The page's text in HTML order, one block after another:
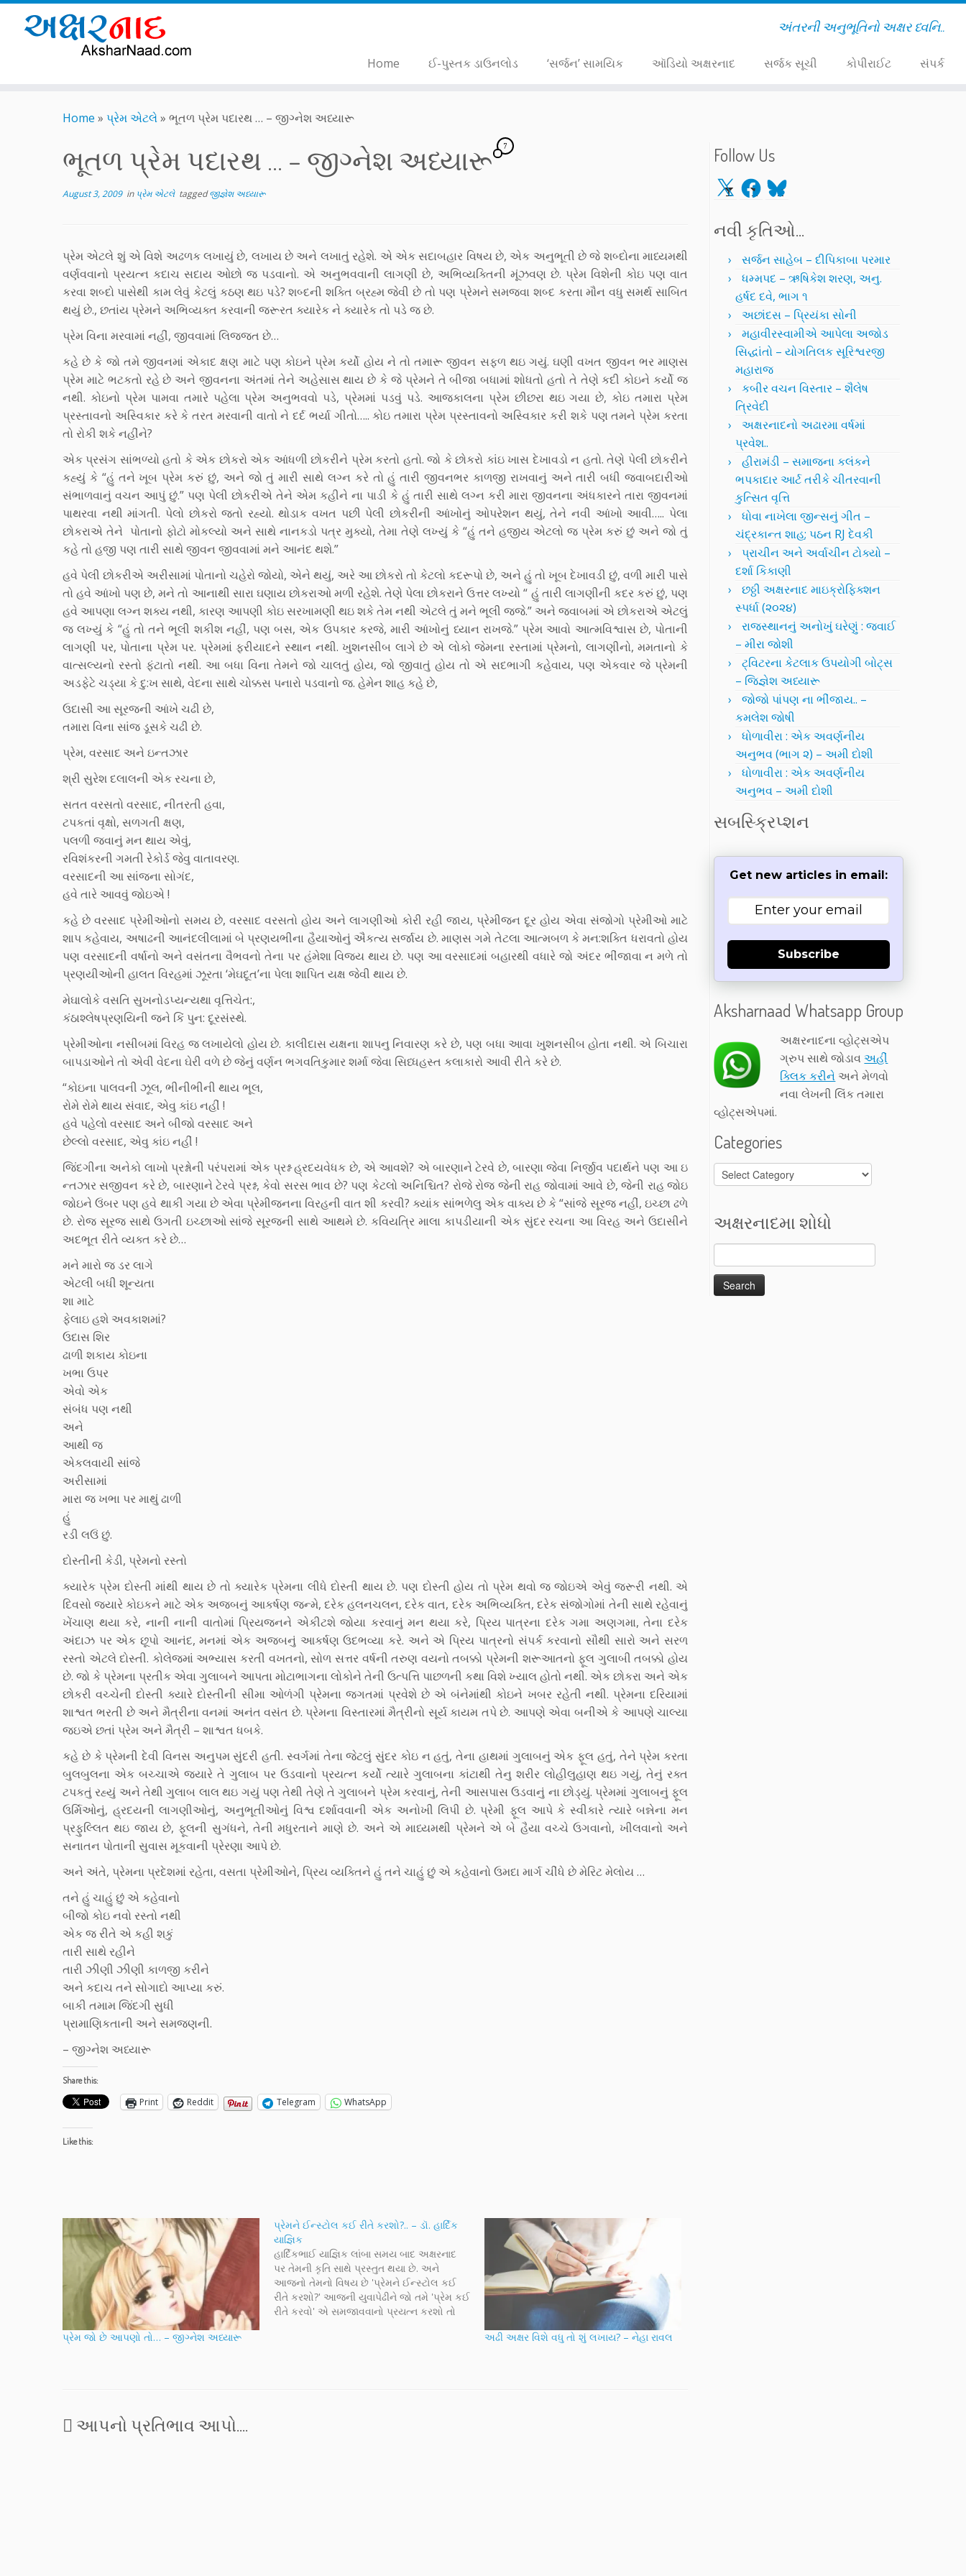
અંતરની અનુભૂતિનો અક્ષર ધ્વનિ..
Home ઈ-પુસ્તક ડાઉનલોડ ‘સર્જન’ સામયિક ઑડિયો અક્ષરનાદ સર્જક સૂચી કોપીરાઈટ સંપર્ક
Home » પ્રેમ એટલે» ભૂતળ પ્રેમ પદારથ … – જીગ્નેશ અધ્યારૂ
ભૂતળ પ્રેમ પદારથ … – જીગ્નેશ અધ્યારૂ 7
August 3, 2009in પ્રેમ એટલે taggedજીજ્ઞેશ અધ્યારૂ
પ્રેમ એટલે શું એ વિશે અઢળક લખાયું છે, લખાય છે અને લખાતું રહેશે. એ એક સદાબહાર વિષય છે, એક અનુભૂતી છે જે શબ્દોના માધ્યમથી
વર્ણવવાનો પ્રયત્ન કદાચ સદાય ઓછો જ પડવાનો. એ અનુભવવાની લાગણી છે, અભિવ્યક્તિની મૂંઝવણ છે. પ્રેમ વિશેની કોઇ પણ વાત
કરવા શબ્દો પાસેથી કામ લેવું કેટલું કઠણ થઇ પડે? શબ્દની શક્તિ બ્રહ્મ જેવી છે તો પણ પ્રેમને સમજવા શબ્દ કરતા મૌન વધુ સમર્થ સાબિત
થયું છે., છતાંય પ્રેમને અભિવ્યક્ત કરવાની જરૂરત ક્યારેક ને ક્યારેક તો પડે જ છે.
પ્રેમ વિના મરવામાં નહીં, જીવવામાં લિજ્જત છે…
કહે છે કે જો તમે જીવનમાં એકાદ ક્ષણ માટે પણ કોઇને પ્રેમ કર્યો હોય ને તો તમારૂ જીવન સફળ થઇ ગયું. ઘણી વખત જીવન ભર માણસ
પ્રેમ માટે ભટકતો રહે છે અને જીવનના અંતમાં તેને અહેસાસ થાય છે કે જે પ્રેમને તે બીજા બધામાં શોધતો હતો તે તેણે કદી કોઇને કર્યો જ
નથી. કોઇનો પ્રેમ પામવા તમારે પહેલા પ્રેમ અનુભવવો પડે, પ્રેમમાં પડવું પડે. આજકાલના પ્રેમ છીછરા થઇ ગયા છે, કોઇ તમારા પ્રેમ
પ્રસ્તાવનો અસ્વિકાર કરે કે તરત મરવાની વાતો ને દર્દ ભર્યા ગીતો….. કોઇ તમારા પ્રેમ પ્રસ્તાવનો અસ્વિકાર કરી શકે પણ તમને પ્રેમ કરતા
તો રોકી શકે નહીંને?
એક પ્રસંગ સાંભળ્યો હતો કે એક છોકરો એક આંધળી છોકરીને પ્રેમ કરતો હતો. જો કે છોકરો કાંઇ ખાસ દેખાવડો ન હતો. તેણે પેલી છોકરીને
કહ્યું કે “હું તને ખૂબ પ્રેમ કરું છું, અને જો તું મારી સાથે લગ્ન કરે તો હું તારી જીવનભર કાળજી રાખવાનું અને તારી બધી જવાબદારીઓ
સંભાળવાનું વચન આપું છું.” પણ પેલી છોકરીએ તેને એમ કહીને ના પાડી કે હું તારી સાથે લગ્ન કરી મારા જીવનના અંધકારને તારા જીવનમાં
પાથરવા નથી માંગતી. પેલો છોકરો જતો રહ્યો. થોડાક વખત પછી પેલી છોકરીની આંખોનું ઓપરેશન થયું, તેને નવી આંખો આવી….. પેલા
છોકરાએ તેને પોતાનો ફોટો મોકલ્યો અને સાથે નાનકડો પત્ર મુક્યો, તેમા તેણે લખ્યું કે “હું તને હજીય એટલો જ પ્રેમ કરું છું અને જો તું
કહે તો હજી પણ તારી સાથે જીવન જીવવામાં મને આનંદ થશે.”
હવે પેલી છોકરીએ અરીસામાં પોતાનો ચહેરો જોયો, એને થયું, અરે આ છોકરો તો કેટલો કદરૂપો છે, અને હું તો ખૂબ દેખાવડી છું, વળી મારી પાસે
તો હવે આંખો પણ છે, મને તો આનાથી સારા ઘણાય છોકરાઓ મળી રહેશે. તેણે પેલા છોકરાને ઉત્તર લખ્યો “ હું તારી લાગણીની કદર કરું છું, પણ
હવે આપણા લગ્ન શક્ય નથી, કારણ આપણી કોઇ સરખામણી થઇ શકે તેમ નથી એટલે તું મને ભૂલી જજે.” અને જવાબમાં એ છોકરાએ એટલું
જ લખ્યું કે “હું તો તને ભૂલી શકીશ નહીં, પણ બસ, એક ઉપકાર કરજે, મારી આંખોનું ધ્યાન રાખજે.” પ્રેમ આવો આત્મવિશ્વાસ છે, પોતાની
લાગણી પર, પોતાના પ્રેમ પર. પ્રેમમાં ફરીયાદને સ્થાન નથી. ખુશનસીબ લાગે છે એ લોકો જેમના રસ્તામાં પ્રેમનો, લાગણીનો, મમતાનો કે
વાત્સલ્યનો રસ્તો ફંટાતો નથી. આ બધા વિના તેમને જો ચાલતું હોય, જો જીવાતું હોય તો એ સદભાગી કહેવાય, પણ એકવાર જે પ્રેમની
અડફેટે ચડ્યા કે દુ:ખ સાથે, વેદના સાથે ચોક્કસ પનારો પડવાનો જ. હેમેન શાહ કહે છે,
ઉદાસી આ સૂરજની આંખે ચઢી છે,
તમારા વિના સાંજ ડૂસકે ચઢી છે.
પ્રેમ, વરસાદ અને ઇન્તઝાર
શ્રી સુરેશ દલાલની એક રચના છે,
સતત વરસતો વરસાદ, નીતરતી હવા,
ટપકતાં વૃક્ષો, સળગતી ક્ષણ,
પલળી જવાનું મન થાય એવું,
રવિશંકરની ગમતી રેકોર્ડ જેવુ વાતાવરણ.
વરસાદની આ સાંજના સોગંદ,
હવે તારે આવવું જોઇએ !
કહે છે વરસાદ પ્રેમીઓનો સમય છે, વરસાદ વરસતો હોય અને લાગણીઓ કોરી રહી જાય, પ્રેમીજન દૂર હોય એવા સંજોગો પ્રેમીઓ માટે
શાપ કહેવાય, અષાઢની આનંદલીલામાં બે પ્રણયભીના હૈયાઓનું ઐકત્ય સર્જાય છે. માણસ ગમે તેટલા આત્મબળ કે મન:શક્તિ ધરાવતો હોય
પણ વરસાદની વર્ષાનો અને વસંતના વૈભવનો તેના પર હંમેશા વિજય થાય છે. પણ આ વરસાદમાં બહારથી વધારે જો અંદર ભીંજાવા ન મળે તો
પ્રણયીઓની હાલત વિરહમાં ઝૂરતા ‘મેઘદૂત’ના પેલા શાપિત યક્ષ જેવી થાય છે.
મેઘાલોકે વસતિ સુખનોડપ્યન્યથા વૃત્તિચેત:,
કંઠાશ્લેષપ્રણયિની જને કિં પુન: દૂરસંસ્થે.
પ્રેમીઓના નસીબમાં વિરહ જ લખાયેલો હોય છે. કાલીદાસ યક્ષના શાપનુ નિવારણ કરે છે, પણ બધા આવા ખુશનસીબ હોતા નથી. એ બિચારા
બાપડાઓને તો એવી વેદના ઘેરી વળે છે જેનું વર્ણન ભગવતિકુમાર શર્મા જેવા સિધ્ધહસ્ત કલાકારો આવી રીતે કરે છે.
“કોઇના પાલવની ઝૂલ, ભીનીભીની થાય ભૂલ,
રોમે રોમે થાય સંવાદ, એવુ કાંઇ નહીં !
હવે પહેલો વરસાદ અને બીજો વરસાદ અને
છેલ્લો વરસાદ, એવુ કાંઇ નહીં !
જિંદગીના અનેકો લાખો પ્રશ્નોની પરંપરામાં એક પ્રશ્ન હ્રદયવેધક છે, એ આવશે? એ બારણાને ટેરવે છે, બારણા જેવા નિર્જીવ પદાર્થને પણ આ ઇ
ન્તઝાર સજીવન કરે છે, બારણાને ટેરવે પ્રશ્ન, કેવો સરસ ભાવ છે? પણ કેટલો અનિશ્ચિત? રોજે રોજ જેની રાહ જોવામાં આવે છે, જેની રાહ જોઇ
જોઇને ઉંબર પણ હવે થાકી ગયા છે એવા પ્રેમીજનના વિરહની વાત શી કરવી? ક્યાંક સાંભળેલુ એક વાક્ય છે કે “સાંજે સૂરજ નહીં, ઇચ્છા ઢળે
છે. રોજ સૂરજ સાથે ઉગતી ઇચ્છાઓ સાંજે સૂરજની સાથે આથમે છે. કવિયત્રિ માલા કાપડીયાની એક સુંદર રચના આ વિરહ અને ઉદાસીને
અદભૂત રીતે વ્યક્ત કરે છે…
મને મારો જ ડર લાગે
એટલી બધી શૂન્યતા
શા માટે
ફેલાઇ હશે અવકાશમાં?
ઉદાસ શિર
ઢાળી શકાય કોઇના
ખભા ઉપર
એવો એક
સંબંધ પણ નથી
અને
આથી જ
એકલવાયી સાંજે
અરીસામાં
મારા જ ખભા પર માથું ઢાળી
હું
રડી લઉં છું.
દોસ્તીની કેડી, પ્રેમનો રસ્તો
ક્યારેક પ્રેમ દોસ્તી માંથી થાય છે તો ક્યારેક પ્રેમના લીધે દોસ્તી થાય છે. પણ દોસ્તી હોય તો પ્રેમ થવો જ જોઇએ એવું જરૂરી નથી. એ
દિવસો જ્યારે કોઇકને માટે એક અજબનું આકર્ષણ જન્મે, દરેક હલનચલન, દરેક વાત, દરેક અભિવ્યક્તિ, દરેક સંજોગોમાં તેની સાથે રહેવાનું
ખેંચાણ થયા કરે, નાની નાની વાતોમાં પ્રિયજનને એકીટશે જોયા કરવાનું મન થયા કરે, પ્રિય પાત્રના દરેક ગમા અણગમા, તેના દરેક
અંદાઝ પર એક છૂપો આનંદ, મનમાં એક અજબનું આકર્ષણ ઉદભવ્યા કરે. અને એ પ્રિય પાત્રનો સંપર્ક કરવાનો સૌથી સારો અને સરળ
રસ્તો એટલે દોસ્તી. કોલેજમાં અભ્યાસ કરતી વખતનો, સોળ સત્તર વર્ષની તરુણ વયનો તબક્કો પ્રેમની શરૂઆતનો ફૂલ ગુલાબી તબક્કો હોય
છે. જો કે પ્રેમના પ્રતીક એવા ગુલાબને આપતા મોટાભાગના લોકોને તેની ઉત્પત્તિ પાછળની કથા વિશે ખ્યાલ હોતો નથી. એક છોકરા અને એક
છોકરી વચ્ચેની દોસ્તી ક્યારે દોસ્તીની સીમા ઓળંગી પ્રેમના જગતમાં પ્રવેશે છે એ બંનેમાંથી કોઇને ખબર રહેતી નથી. પ્રેમના દરિયામાં
શાશ્વત ભરતી છે અને મૈત્રીના વનમાં અનંત વસંત છે. પ્રેમના વિસ્તારમાં મૈત્રીનો સૂર્ય કાયમ તપે છે. આપણે એવા બનીએ કે આપણે ચાલ્યા
જઇએ છતાં પ્રેમ અને મૈત્રી – શાશ્વત ધબકે.
કહે છે કે પ્રેમની દેવી વિનસ અનુપમ સુંદરી હતી. સ્વર્ગમાં તેના જેટલું સુંદર કોઇ ન હતું, તેના હાથમાં ગુલાબનું એક ફૂલ હતું, તેને પ્રેમ કરતા
બુલબુલના એક બચ્ચાએ જ્યારે તે ગુલાબ પર ઉડવાનો પ્રયત્ન કર્યો ત્યારે ગુલાબના કાંટાથી તેનુ શરીર લોહીલુહાણ થઇ ગયું, તેનું રક્ત
ટપકતું રહ્યું અને તેથી ગુલાબ લાલ થઇ ગયું પણ તેથી તેણે તે ગુલાબને પ્રેમ કરવાનું, તેની આસપાસ ઉડવાનું ના છોડ્યું. પ્રેમમાં ગુલાબનું ફૂલ
ઉર્મિઓનું, હ્રદયની લાગણીઓનું, અનુભૂતીઓનું વિશ્વ દર્શાવવાની એક અનોખી લિપી છે. પ્રેમી ફૂલ આપે કે સ્વીકારે ત્યારે બન્નેના મન
પ્રફુલ્લિત થઇ જાય છે, ફૂલની સુગંધને, તેની મધુરતાને માણે છે. અને એ માધ્યમથી પ્રેમને એ બે હૈયા વચ્ચે ઉગવાનો, ખીલવાનો અને
સનાતન પોતાની સુવાસ મૂકવાની પ્રેરણા આપે છે.
અને અંતે, પ્રેમના પ્રદેશમાં રહેતા, વસતા પ્રેમીઓને, પ્રિય વ્યક્તિને હું તને ચાહું છું એ કહેવાનો ઉમદા માર્ગ ચીંધે છે મેરિટ મેલોય …
તને હું ચાહું છું એ કહેવાનો
બીજો કોઇ નવો રસ્તો નથી
એક જ રીતે એ કહી શકું
તારી સાથે રહીને
તારી ઝીણી ઝીણી કાળજી કરીને
અને કદાચ તને સોગાદો આપ્યા કરું.
બાકી તમામ જિંદગી સુધી
પ્રામાણિકતાની અને સમજણની.
– જીગ્નેશ અધ્યારૂ
Share this:
Print Reddit Telegram WhatsApp
Like this:
પ્રેમ જો છે આપણો તો… – જીગ્નેશ અધ્યારૂ
પ્રેમને ઈન્સ્ટોલ કઈ રીતે કરશો?.. – ડૉ. હાર્દિક
યાજ્ઞિક
હાર્દિકભાઈ યાજ્ઞિક લાંબા સમય બાદ અક્ષરનાદ
પર તેમની કૃતિ સાથે પ્રસ્તુત થયા છે. અને
આજનો તેમનો વિષય છે 'પ્રેમને ઈન્સ્ટોલ કઈ
રીતે કરશો?' આજની યુવાપેઢીને જો તમે 'પ્રેમ કઈ
રીતે કરવો' એ સમજાવવાનો પ્રયત્ન કરશો તો
અઢી અક્ષર વિશે વધુ તો શું લખાય? – નેહા રાવલ
આપનો પ્રતિભાવ આપો....
Follow Us
X Facebook
Bluesky
નવી કૃતિઓ…
સર્જન સાહેબ – દીપિકાબા પરમાર
ધમ્મપદ – ઋષિકેશ શરણ, અનુ.
હર્ષદ દવે, ભાગ ૧
અછાંદસ – પ્રિયંકા સોની
મહાવીરસ્વામીએ આપેલા અજોડ
સિદ્ધાંતો – યોગતિલક સૂરિશ્વરજી
મહારાજ
કબીર વચન વિસ્તાર – શૈલેષ
ત્રિવેદી
અક્ષરનાદનો અઢારમા વર્ષમાં
પ્રવેશ..
હીરામંડી – સમાજના કલંકને
ભપકાદાર આર્ટ તરીકે ચીતરવાની
કુત્સિત વૃત્તિ
ધોવા નાખેલા જીન્સનું ગીત –
ચંદ્રકાન્ત શાહ; પઠન RJ દેવકી
પ્રાચીન અને અર્વાચીન ટોક્યો –
દર્શા કિકાણી
છઠ્ઠી અક્ષરનાદ માઇક્રોફિક્શન
સ્પર્ધા (૨૦૨૪)
રાજસ્થાનનું અનોખું ઘરેણું : જવાઈ
– મીરા જોશી
ટ્વિટરના કેટલાક ઉપયોગી બોટ્સ
– જિજ્ઞેશ અધ્યારૂ
જોજો પાંપણ ના ભીંજાય.. –
કમલેશ જોષી
ધોળાવીરા : એક અવર્ણનીય
અનુભવ (ભાગ ૨) – અમી દોશી
ધોળાવીરા : એક અવર્ણનીય
અનુભવ – અમી દોશી
સબસ્ક્રિપ્શન
Get new articles in email:
Subscribe
Aksharnaad Whatsapp Group
અક્ષરનાદના વ્હોટ્સએપ
ગ્રુપ સાથે જોડાવઅહીં
ક્લિક કરીને અને મેળવો
નવા લેખની લિંક તમારા
વ્હોટ્સએપમાં.
Categories
Categories
અક્ષરનાદમા શોધો